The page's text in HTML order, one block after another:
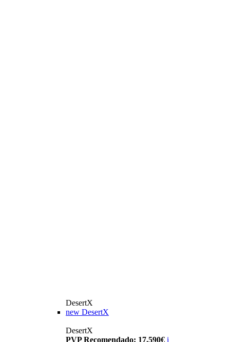
DesertX
new DesertX
DesertX
PVP Recomendado: 17.590€ i